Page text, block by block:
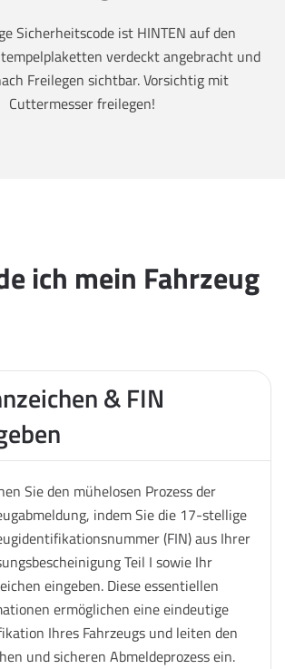
Sicherheitscode ist HINTEN auf den
verdeckt angebracht und
Freilegen sichtbar. Vorsichtig mit
Cuttermesser freilegen!
ich mein Fahrzeug
& FIN
Sie den mühelosen Prozess der
indem Sie die 17-stellige
(FIN) aus Ihrer
Teil I sowie Ihr
eingeben. Diese essentiellen
ermöglichen eine eindeutige
Ihres Fahrzeugs und leiten den
und sicheren Abmeldeprozess ein.